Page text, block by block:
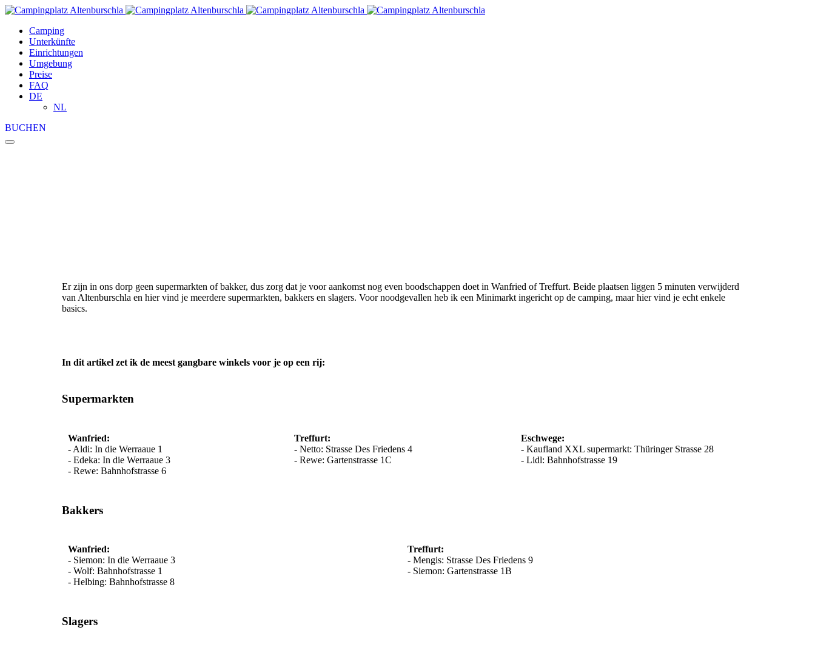
Camping
Unterkünfte
Einrichtungen
Umgebung
Preise
FAQ
DE
NL
BUCHEN
Er zijn in ons dorp geen supermarkten of bakker, dus zorg dat je voor aankomst nog even boodschappen doet in Wanfried of Treffurt. Beide plaatsen liggen 5 minuten verwijderd
van Altenburschla en hier vind je meerdere supermarkten, bakkers en slagers. Voor noodgevallen heb ik een Minimarkt ingericht op de camping, maar hier vind je echt enkele
basics.
In dit artikel zet ik de meest gangbare winkels voor je op een rij:
Supermarkten
Wanfried:
- Aldi: In die Werraaue 1
- Edeka: In die Werraaue 3
- Rewe: Bahnhofstrasse 6
Treffurt:
- Netto: Strasse Des Friedens 4
- Rewe: Gartenstrasse 1C
Eschwege:
- Kaufland XXL supermarkt: Thüringer Strasse 28
- Lidl: Bahnhofstrasse 19
Bakkers
Wanfried:
- Siemon: In die Werraaue 3
- Wolf: Bahnhofstrasse 1
- Helbing: Bahnhofstrasse 8
Treffurt:
- Mengis: Strasse Des Friedens 9
- Siemon: Gartenstrasse 1B
Slagers